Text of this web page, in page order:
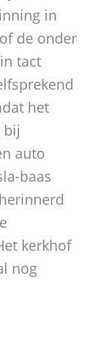
in
de onder
tact
het
bij
auto
baas
kerkhof
nog